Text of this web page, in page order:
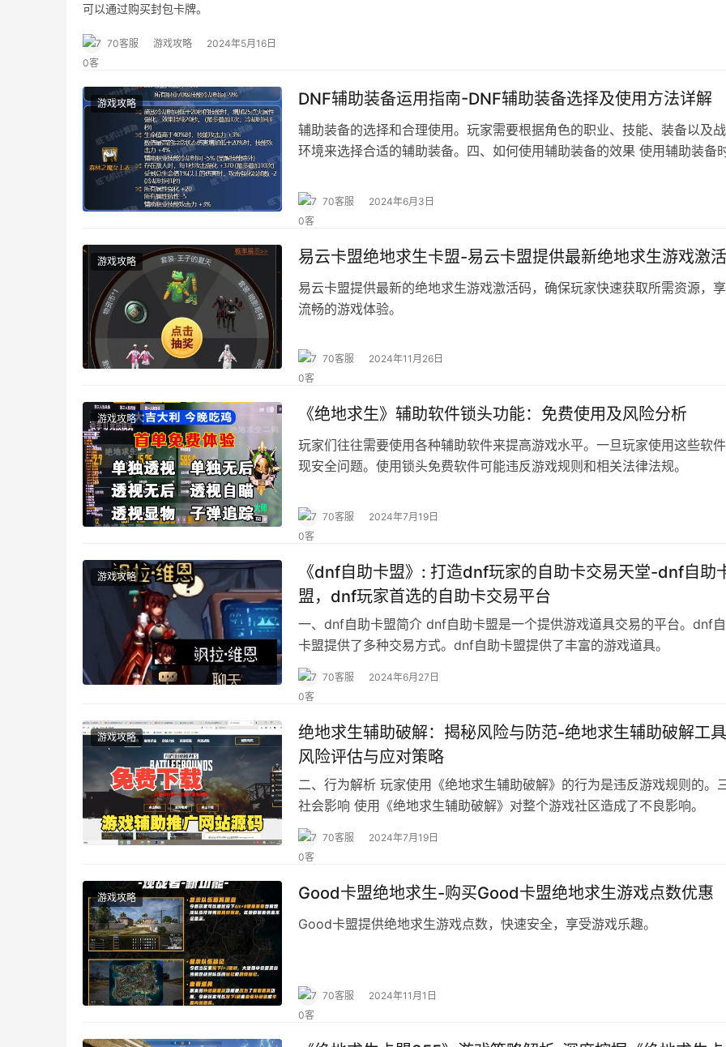
可以通过购买封包卡牌。
70客服 游戏攻略 2024年5月16日
游戏攻略 DNF辅助装备运用指南-DNF辅助装备选择及使用方法详解
辅助装备的选择和合理使用。玩家需要根据角色的职业、技能、装备以及
环境来选择合适的辅助装备。四、如何使用辅助装备的效果 使用辅助装备时
70客服 2024年6月3日
游戏攻略 易云卡盟绝地求生卡盟-易云卡盟提供最新绝地求生游戏激
易云卡盟提供最新的绝地求生游戏激活码，确保玩家快速获取所需资源，
流畅的游戏体验。
70客服 2024年11月26日
游戏攻略 《绝地求生》辅助软件锁头功能：免费使用及风险分析
玩家们往往需要使用各种辅助软件来提高游戏水平。一旦玩家使用这些软
现安全问题。使用锁头免费软件可能违反游戏规则和相关法律法规。
70客服 2024年7月19日
游戏攻略
《dnf自助卡盟》: 打造dnf玩家的自助卡交易天堂-dnf自助
盟，dnf玩家首选的自助卡交易平台
一、dnf自助卡盟简介 dnf自助卡盟是一个提供游戏道具交易的平台。dnf
卡盟提供了多种交易方式。dnf自助卡盟提供了丰富的游戏道具。
70客服 2024年6月27日
游戏攻略
绝地求生辅助破解：揭秘风险与防范-绝地求生辅助破解工
风险评估与应对策略
二、行为解析 玩家使用《绝地求生辅助破解》的行为是违反游戏规则的。三
社会影响 使用《绝地求生辅助破解》对整个游戏社区造成了不良影响。
70客服 2024年7月19日
游戏攻略 Good卡盟绝地求生-购买Good卡盟绝地求生游戏点数优惠
Good卡盟提供绝地求生游戏点数，快速安全，享受游戏乐趣。
70客服 2024年11月1日